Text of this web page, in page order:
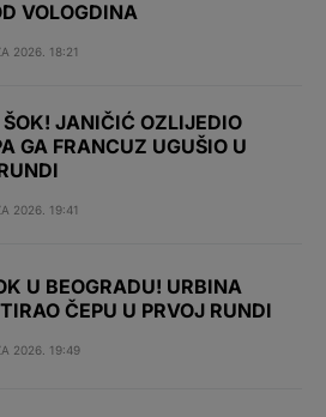
VOLOGDINA
2026. 18:21
JANIČIĆ OZLIJEDIO
GA FRANCUZ UGUŠIO U
2026. 19:41
U BEOGRADU! URBINA
ČEPU U PRVOJ RUNDI
2026. 19:49